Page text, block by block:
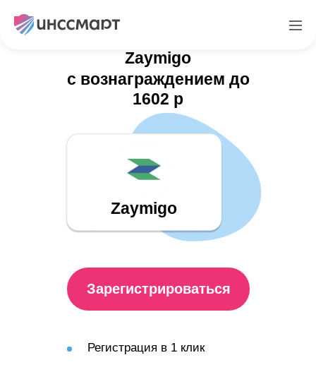
Zaymigo
Регистрация в 1 клик
с вознаграждением до
1602 р
Зарегистрироваться
Zaymigo